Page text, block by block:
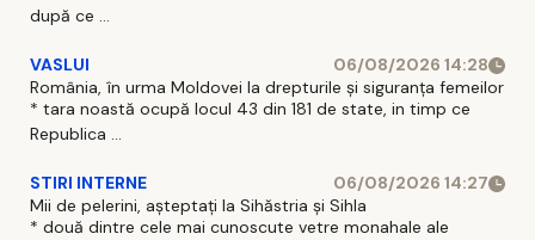
după ce ...
VASLUI
06/08/2026 14:28
România, în urma Moldovei la drepturile și siguranța femeilor
* tara noastă ocupă locul 43 din 181 de state, in timp ce
Republica ...
STIRI INTERNE
06/08/2026 14:27
Mii de pelerini, așteptați la Sihăstria și Sihla
* două dintre cele mai cunoscute vetre monahale ale